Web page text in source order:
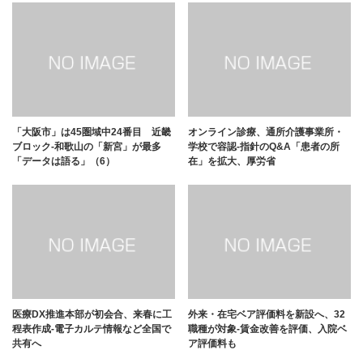
「大阪市」は45圏域中24番目 近畿
ブロック-和歌山の「新宮」が最多
「データは語る」（6）
オンライン診療、通所介護事業所・
学校で容認-指針のQ&A「患者の所
在」を拡大、厚労省
医療DX推進本部が初会合、来春に工
程表作成-電子カルテ情報など全国で
共有へ
外来・在宅ベア評価料を新設へ、32
職種が対象-賃金改善を評価、入院ベ
ア評価料も